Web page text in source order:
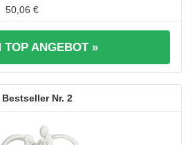
50,06 €
TOP ANGEBOT »
2